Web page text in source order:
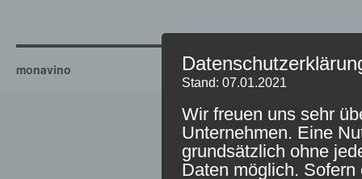
monavino
Stand: 07.01.2021
Wir freuen uns sehr
Unternehmen. Eine
grundsätzlich ohne
Daten möglich.